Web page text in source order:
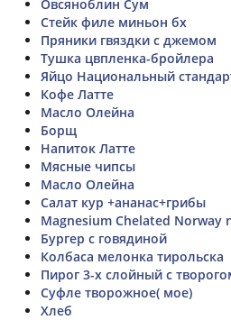
Овсяноблин Сум
Стейк филе миньон бх
Пряники гвяздки с джемом
Тушка цвпленка-бройлера
Яйцо Национальный
Кофе Латте
Масло Олейна
Борщ
Напиток Латте
Мясные чипсы
Масло Олейна
Салат кур +ананас+грибы
Magnesium Chelated Norway
Бургер с говядиной
Колбаса мелонка тирольска
Пирог 3-х слойный с
Суфле творожное( мое)
Хлеб